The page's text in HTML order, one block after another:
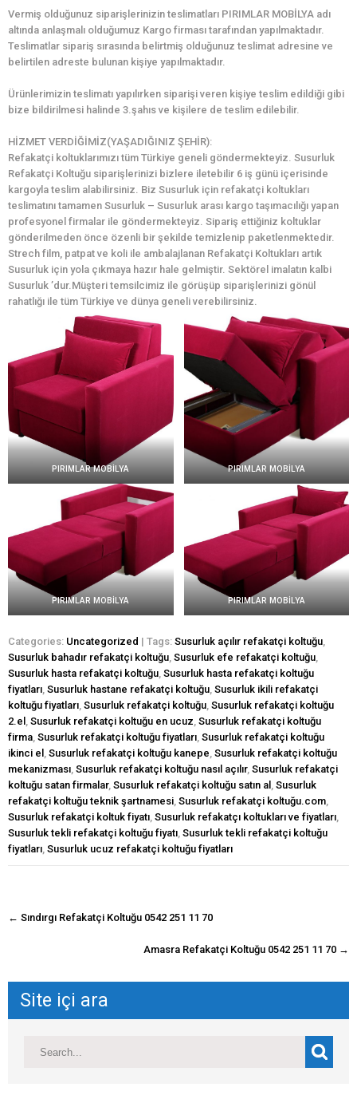
Vermiş olduğunuz siparişlerinizin teslimatları PIRIMLAR MOBİLYA adı
altında anlaşmalı olduğumuz Kargo firması tarafından yapılmaktadır.
Teslimatlar sipariş sırasında belirtmiş olduğunuz teslimat adresine ve
belirtilen adreste bulunan kişiye yapılmaktadır.
Ürünlerimizin teslimatı yapılırken siparişi veren kişiye teslim edildiği gibi
bize bildirilmesi halinde 3.şahıs ve kişilere de teslim edilebilir.
HİZMET VERDİĞİMİZ(YAŞADIĞINIZ ŞEHİR):
Refakatçi koltuklarımızı tüm Türkiye geneli göndermekteyiz. Susurluk
Refakatçi Koltuğu siparişlerinizi bizlere iletebilir 6 iş günü içerisinde
kargoyla teslim alabilirsiniz. Biz Susurluk için refakatçi koltukları
teslimatını tamamen Susurluk – Susurluk arası kargo taşımacılığı yapan
profesyonel firmalar ile göndermekteyiz. Sipariş ettiğiniz koltuklar
gönderilmeden önce özenli bir şekilde temizlenip paketlenmektedir.
Strech film, patpat ve koli ile ambalajlanan Refakatçi Koltukları artık
Susurluk için yola çıkmaya hazır hale gelmiştir. Sektörel imalatın kalbi
Susurluk ’dur.Müşteri temsilcimiz ile görüşüp siparişlerinizi gönül
rahatlığı ile tüm Türkiye ve dünya geneli verebilirsiniz.
PIRIMLAR MOBİLYA PIRIMLAR MOBİLYA
PIRIMLAR MOBİLYA PIRIMLAR MOBİLYA
Categories: Uncategorized | Tags: Susurluk açılır refakatçi koltuğu
Susurluk bahadır refakatçi koltuğu Susurluk efe refakatçi koltuğu
Susurluk hasta refakatçi koltuğu Susurluk hasta refakatçi koltuğu
fiyatları Susurluk hastane refakatçi koltuğu Susurluk ikili refakatçi
koltuğu fiyatları Susurluk refakatçi koltuğu Susurluk refakatçi koltuğu
2.el
Susurluk refakatçi koltuğu en ucuz Susurluk refakatçi koltuğu
firma Susurluk refakatçi koltuğu fiyatları Susurluk refakatçi koltuğu
ikinci el
Susurluk refakatçi koltuğu kanepe Susurluk refakatçi koltuğu
mekanizması Susurluk refakatçi koltuğu nasıl açılır, Susurluk refakatçi
koltuğu satan firmalar, Susurluk refakatçi koltuğu satın al Susurluk
refakatçi koltuğu teknik şartnamesi Susurluk refakatçi koltuğu.com
Susurluk refakatçi koltuk fiyatı Susurluk refakatçı koltukları ve fiyatları
Susurluk tekli refakatçi koltuğu fiyatı Susurluk tekli refakatçi koltuğu
fiyatları Susurluk ucuz refakatçi koltuğu fiyatları
navigasyon
← Sındırgı Refakatçi Koltuğu 0542 251 11 70
Amasra Refakatçi Koltuğu 0542 251 11 70 →
Site içi ara